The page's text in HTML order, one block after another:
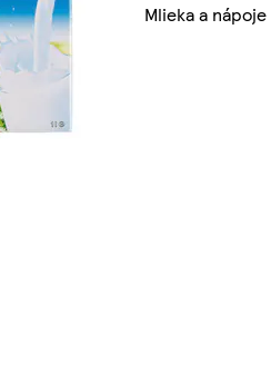
Mlieka a nápoje